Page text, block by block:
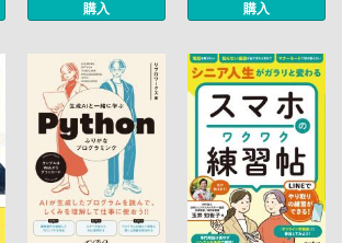
購入 購入